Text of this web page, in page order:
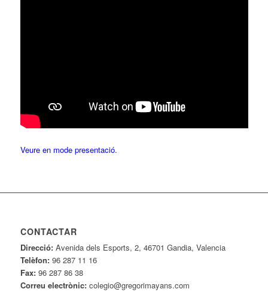
Veure en mode presentació.
CONTACTAR
Direcció:Avenida dels Esports, 2, 46701 Gandia, Valencia
Telèfon:96 287 11 16
Fax:96 287 86 38
Correu electrònic:colegio@gregorimayans.com